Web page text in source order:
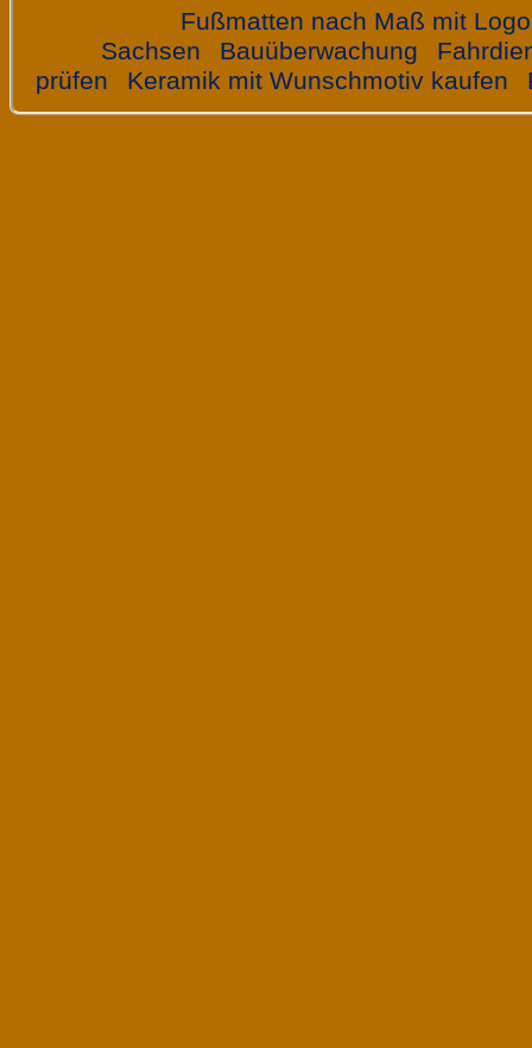
Fußmatten nach Maß mit Logo
Sachsen
Bauüberwachung
prüfen
Keramik mit Wunschmotiv kaufen